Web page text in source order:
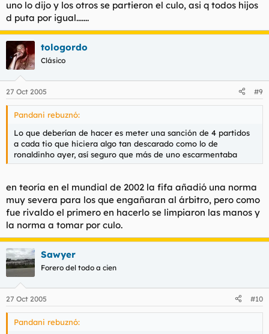
uno lo dijo y los otros se partieron el culo, asi q todos hijos
d puta por igual.......
tologordo
Clásico
27 Oct 2005 #9
Pandani rebuznó:
Lo que deberían de hacer es meter una sanción de 4 partidos
a cada tio que hiciera algo tan descarado como lo de
ronaldinho ayer, así seguro que más de uno escarmentaba
en teoría en el mundial de 2002 la fifa añadió una norma
muy severa para los que engañaran al árbitro, pero como
fue rivaldo el primero en hacerlo se limpiaron las manos y
la norma a tomar por culo.
Sawyer
Forero del todo a cien
27 Oct 2005 #10
Pandani rebuznó: